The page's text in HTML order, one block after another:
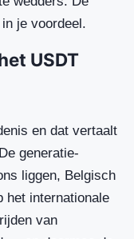
je voordeel.
USDT
en dat vertaalt
generatie-
liggen, Belgisch
het internationale
van